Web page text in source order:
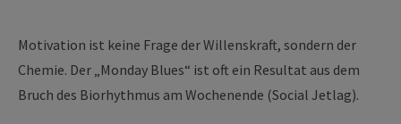
Motivation ist keine Frage der Willenskraft, sondern der
Chemie. Der „Monday Blues“ ist oft ein Resultat aus dem
Bruch des Biorhythmus am Wochenende (Social Jetlag).